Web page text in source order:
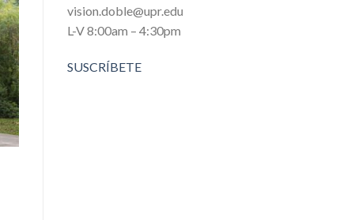
vision.doble@upr.edu
L-V 8:00am – 4:30pm
SUSCRÍBETE